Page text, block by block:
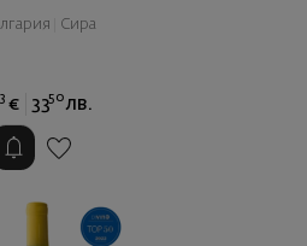
Сира
€ 3350 лв.